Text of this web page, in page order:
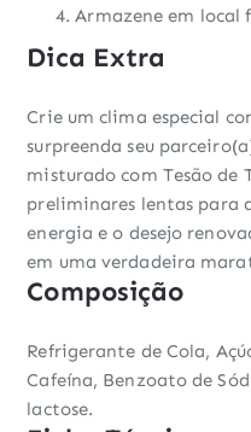
Armazene em local
Dica Extra
Crie um clima especial
surpreenda seu
misturado com Tesão de
preliminares lentas para
energia e o desejo
em uma verdadeira
Composição
Refrigerante de Cola,
Cafeína, Benzoato de
lactose.